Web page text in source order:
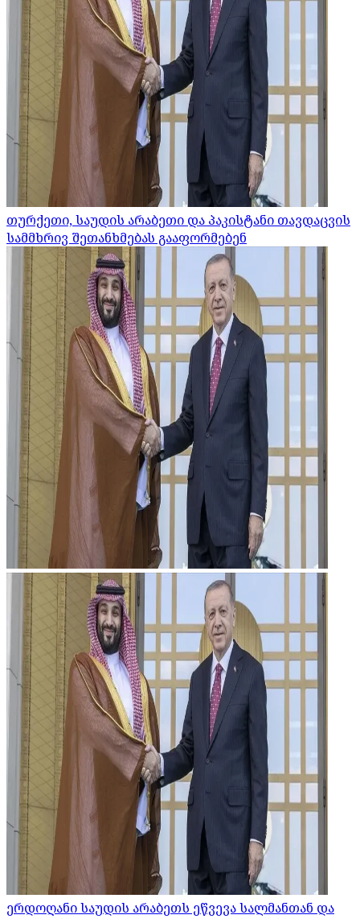
თურქეთი, საუდის არაბეთი და პაკისტანი თავდაცვის
სამმხრივ შეთანხმებას გააფორმებენ
ერდოღანი საუდის არაბეთს ეწვევა სალმანთან და